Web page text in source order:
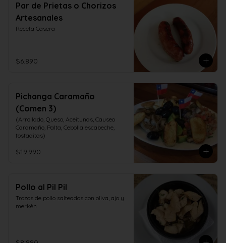
Par de Prietas o Chorizos
Artesanales
Receta Casera
$6.890
Pichanga Caramaño
(Comen 3)
(Arrollado, Queso, Aceitunas, Causeo
Caramaño, Palta, Cebolla escabeche,
tostaditas)
$19.990
Pollo al Pil Pil
Trozos de pollo salteados con oliva, ajo y
merkèn